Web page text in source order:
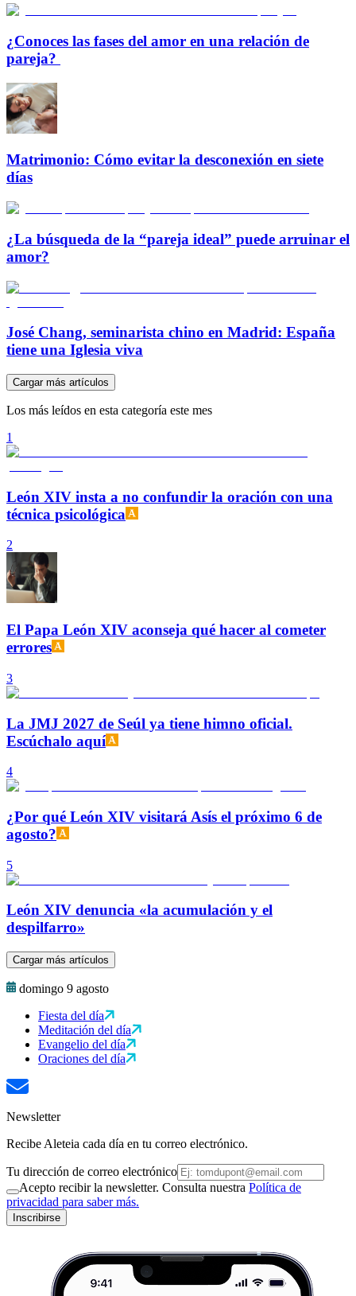
¿Conoces las fases del amor en una relación de
pareja?
Matrimonio: Cómo evitar la desconexión en siete
días
¿La búsqueda de la “pareja ideal” puede arruinar el
amor?
José Chang, seminarista chino en Madrid: España
tiene una Iglesia viva
Cargar más artículos
Los más leídos en esta categoría este mes
1
León XIV insta a no confundir la oración con una
técnica psicológica
2
El Papa León XIV aconseja qué hacer al cometer
errores
3
La JMJ 2027 de Seúl ya tiene himno oficial.
Escúchalo aquí
4
¿Por qué León XIV visitará Asís el próximo 6 de
agosto?
5
León XIV denuncia «la acumulación y el
despilfarro»
Cargar más artículos
domingo 9 agosto
Fiesta del día
Meditación del día
Evangelio del día
Oraciones del día
Newsletter
Recibe Aleteia cada día en tu correo electrónico.
Tu dirección de correo electrónico
Acepto recibir la newsletter. Consulta nuestra Política de
privacidad para saber más.
Inscribirse